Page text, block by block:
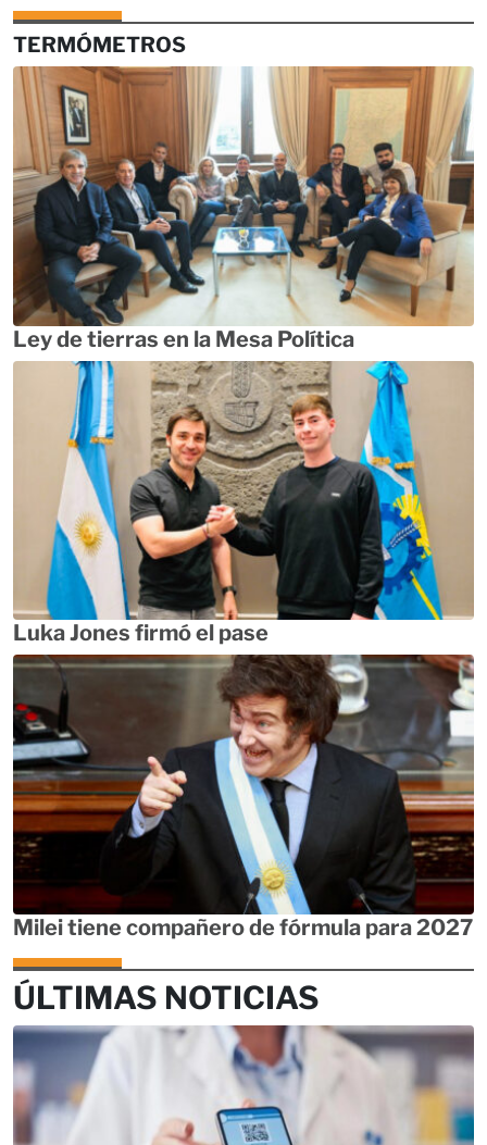
TERMÓMETROS
Ley de tierras en la Mesa Política
Luka Jones firmó el pase
Milei tiene compañero de fórmula para 2027
ÚLTIMAS NOTICIAS